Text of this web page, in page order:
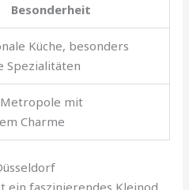
Besonderheit
Küche, besonders
Spezialitäten
mit
Charme